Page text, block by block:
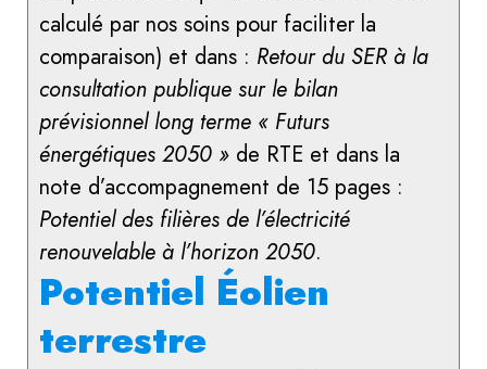
calculé par nos soins pour faciliter la
comparaison) et dans : Retour du SER à la
consultation publique sur le bilan
prévisionnel long terme « Futurs
énergétiques 2050 » de RTE et dans la
note d’accompagnement de 15 pages :
Potentiel des filières de l’électricité
renouvelable à l’horizon 2050.
Potentiel Éolien
terrestre